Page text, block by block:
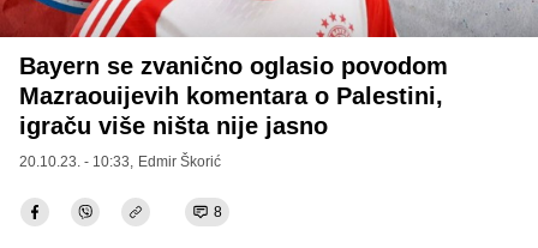
Bayern se zvanično oglasio povodom
Mazraouijevih komentara o Palestini,
igraču više ništa nije jasno
20.10.23. - 10:33, Edmir Škorić
8